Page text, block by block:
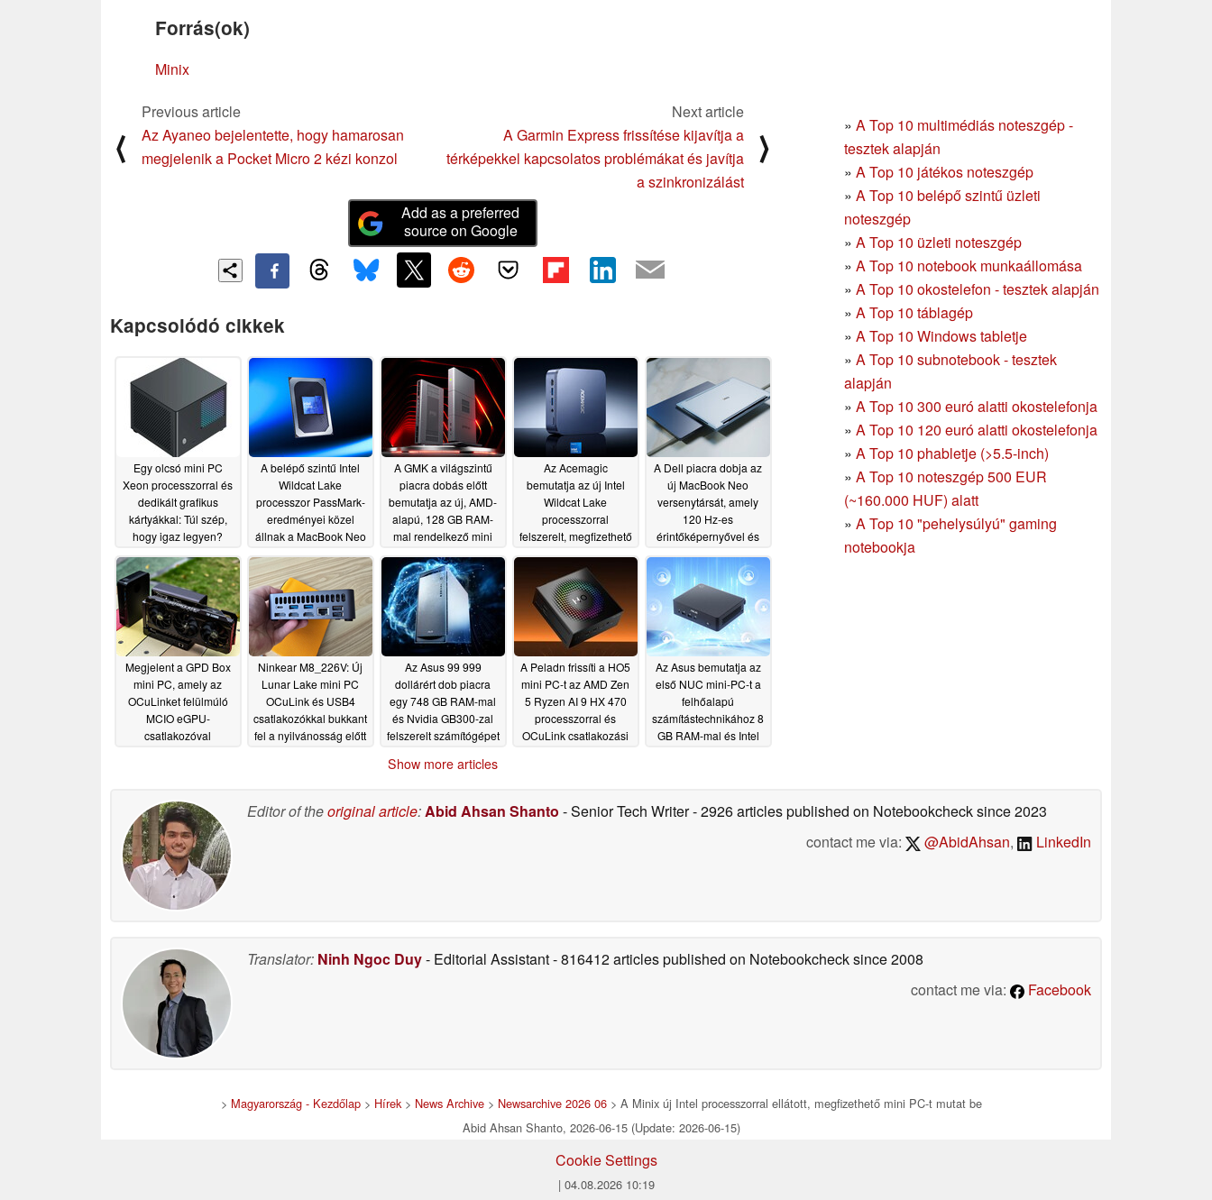
Forrás(ok)
Minix
» A Top 10 multimédiás noteszgép -
tesztek alapján
» A Top 10 játékos noteszgép
» A Top 10 belépő szintű üzleti
noteszgép
» A Top 10 üzleti noteszgép
» A Top 10 notebook munkaállomása
» A Top 10 okostelefon - tesztek alapján
» A Top 10 táblagép
» A Top 10 Windows tabletje
» A Top 10 subnotebook - tesztek
alapján
» A Top 10 300 euró alatti okostelefonja
» A Top 10 120 euró alatti okostelefonja
» A Top 10 phabletje (>5.5-inch)
» A Top 10 noteszgép 500 EUR
(~160.000 HUF) alatt
» A Top 10 "pehelysúlyú" gaming
notebookja
⟨
Previous article
Az Ayaneo bejelentette, hogy hamarosan
megjelenik a Pocket Micro 2 kézi konzol
Next article
A Garmin Express frissítése kijavítja a
térképekkel kapcsolatos problémákat és javítja
a szinkronizálást
⟩
Add as a preferred
source on Google
Kapcsolódó cikkek
Egy olcsó mini PC
Xeon processzorral és
dedikált grafikus
kártyákkal: Túl szép,
hogy igaz legyen?
06/26/2026
A belépő szintű Intel
Wildcat Lake
processzor PassMark-
eredményei közel
állnak a MacBook Neo
06/22/2026
A GMK a világszintű
piacra dobás előtt
bemutatja az új, AMD-
alapú, 128 GB RAM-
mal rendelkező mini
06/18/2026
Az Acemagic
bemutatja az új Intel
Wildcat Lake
processzorral
felszerelt, megfizethető
06/18/2026
A Dell piacra dobja az
új MacBook Neo
versenytársát, amely
120 Hz-es
érintőképernyővel és
rendelkezik
06/18/2026
Megjelent a GPD Box
mini PC, amely az
OCuLinket felülmúló
MCIO eGPU-
csatlakozóval
Ninkear M8_226V: Új
Lunar Lake mini PC
OCuLink és USB4
csatlakozókkal bukkant
fel a nyilvánosság előtt
Az Asus 99 999
dollárért dob piacra
egy 748 GB RAM-mal
és Nvidia GB300-zal
felszerelt számítógépet
A Peladn frissíti a HO5
mini PC-t az AMD Zen
5 Ryzen AI 9 HX 470
processzorral és
OCuLink csatlakozási
Az Asus bemutatja az
első NUC mini-PC-t a
felhőalapú
számítástechnikához 8
GB RAM-mal és Intel
Show more articles
Editor of theoriginal article:Abid Ahsan Shanto - Senior Tech Writer- 2926 articles published on Notebookchecksince 2023
contact me via:
@AbidAhsan, LinkedIn
Translator: Ninh Ngoc Duy- Editorial Assistant- 816412 articles published on Notebookchecksince 2008
contact me via:
Facebook
> Magyarország - Kezdőlap > Hírek > News Archive > Newsarchive 2026 06 > A Minix új Intel processzorral ellátott, megfizethető mini PC-t mutat be
Abid Ahsan Shanto, 2026-06-15 (Update: 2026-06-15)
Cookie Settings
| 04.08.2026 10:19